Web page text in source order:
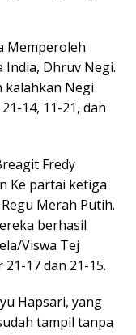
Memperoleh
Dhruv Negi.
kalahkan Negi
14, 11-21, dan
Fredy
Ke partai ketiga
Merah Putih.
berhasil
Viswa Tej
17 dan 21-15.
Hapsari, yang
tampil tanpa